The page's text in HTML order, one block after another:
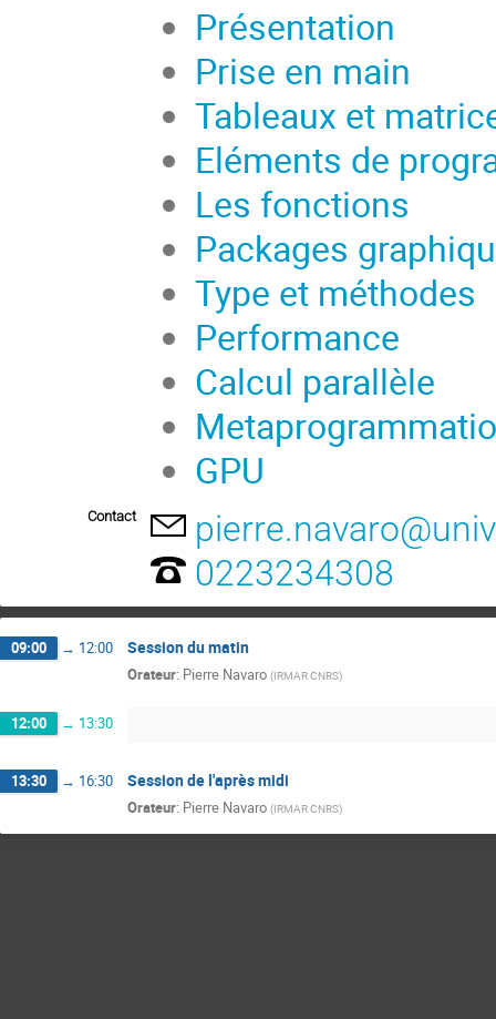
Présentation
Prise en main
Tableaux et
Eléments de
Les fonctions
Packages
Type et méthodes
Performance
Calcul parallèle
GPU
Contact
0223234308
09:00 → 12:00 Session du matin
Orateur: Pierre Navaro (IRMAR CNRS)
12:00 → 13:30
13:30 → 16:30 Session de l'après midi
Orateur: Pierre Navaro (IRMAR CNRS)